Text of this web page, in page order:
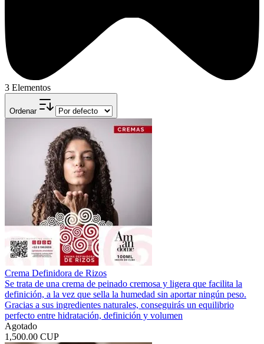
3 Elementos
Ordenar
Crema Definidora de Rizos
Se trata de una crema de peinado cremosa y ligera que facilita la
definición, a la vez que sella la humedad sin aportar ningún peso.
Gracias a sus ingredientes naturales, conseguirás un equilibrio
perfecto entre hidratación, definición y volumen
Agotado
1,500.00 CUP